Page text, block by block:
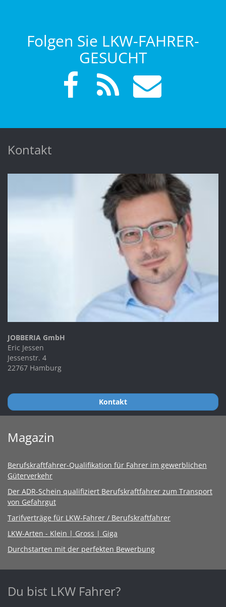
Folgen Sie LKW-FAHRER-
GESUCHT
Kontakt
JOBBERIA GmbH
Eric Jessen
Jessenstr. 4
22767 Hamburg
Kontakt
Magazin
Berufskraftfahrer-Qualifikation für Fahrer im gewerblichen
Güterverkehr
Der ADR-Schein qualifiziert Berufskraftfahrer zum Transport
von Gefahrgut
Tarifverträge für LKW-Fahrer / Berufskraftfahrer
LKW-Arten - Klein | Gross | Giga
Durchstarten mit der perfekten Bewerbung
Du bist LKW Fahrer?